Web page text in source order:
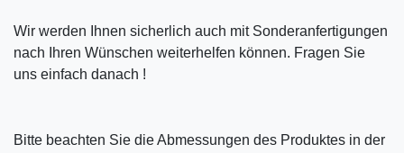
Wir werden Ihnen sicherlich auch mit Sonderanfertigungen
nach Ihren Wünschen weiterhelfen können. Fragen Sie
uns einfach danach !
Bitte beachten Sie die Abmessungen des Produktes in der